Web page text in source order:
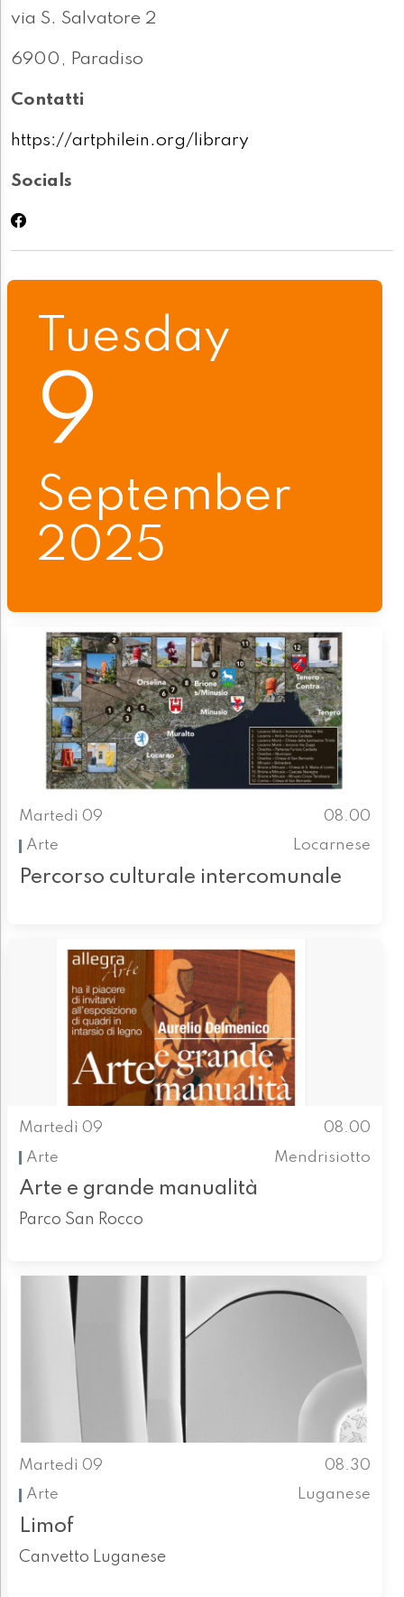
via S. Salvatore 2
6900, Paradiso
Contatti
https://artphilein.org/library
Socials
Tuesday
9
September
2025
Martedì 09
08.00
Arte
Locarnese
Percorso culturale intercomunale
Martedì 09
08.00
Arte
Mendrisiotto
Arte e grande manualità
Parco San Rocco
Martedì 09
08.30
Arte
Luganese
Limof
Canvetto Luganese